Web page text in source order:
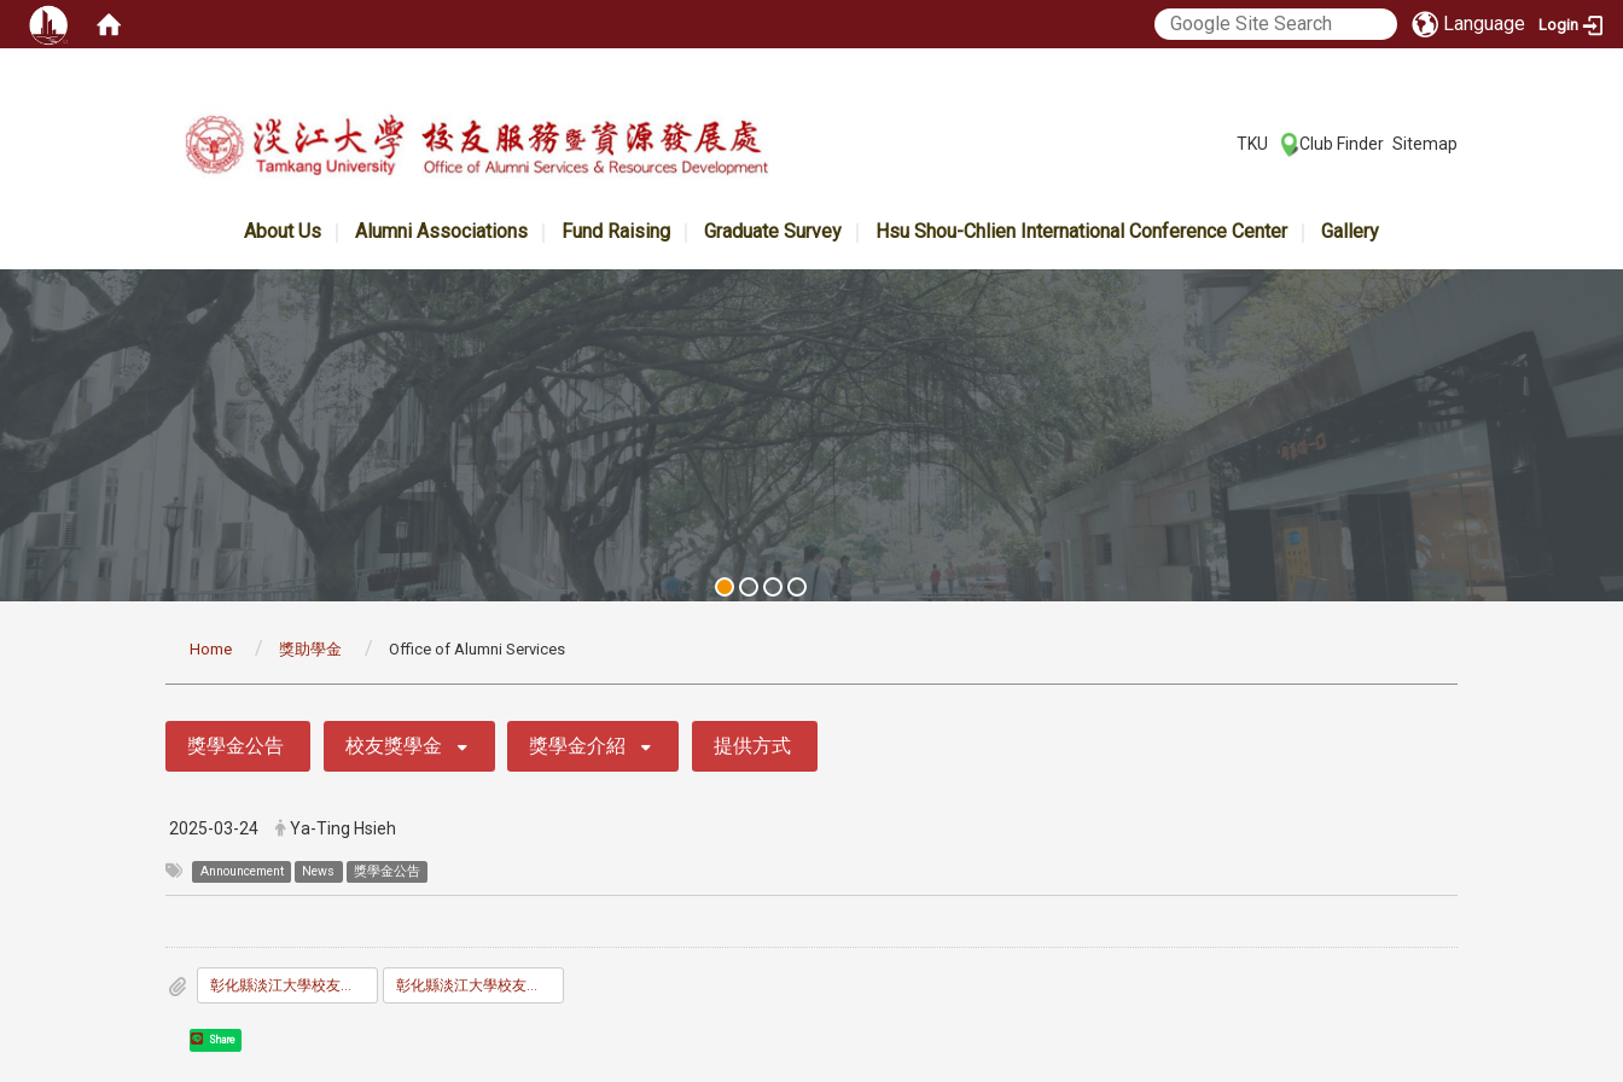
Language Login
TKU Club Finder Sitemap
About Us Alumni Associations Fund Raising Graduate Survey Hsu Shou-Chlien International Conference Center Gallery
Home 獎助學金 Office of Alumni Services
獎學金公告 校友獎學金 獎學金介紹 提供方式
2025-03-24 Ya-Ting Hsieh
Announcement News 獎學金公告
彰化縣淡江大學校友會校友獎助學金辦法.pdf 彰化縣淡江大學校友會校友獎助學金申請書.docx
Share